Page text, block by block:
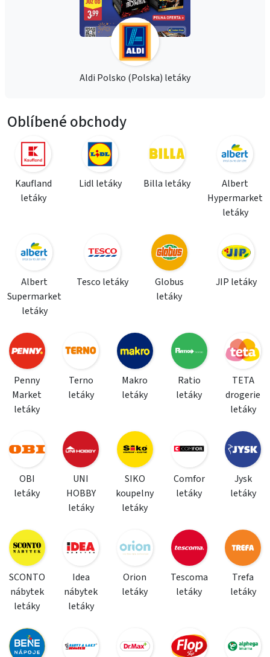
Aldi Polsko (Polska) letáky
Oblíbené obchody
Kaufland
letáky
Lidl letáky Billa letáky
Albert
Hypermarket
letáky
Albert
Supermarket
letáky
Tesco letáky
Globus
letáky
JIP letáky
Penny
Market
letáky
Terno
letáky
Makro
letáky
Ratio
letáky
TETA
drogerie
letáky
OBI
letáky
UNI
HOBBY
letáky
SIKO
koupelny
letáky
Comfor
letáky
Jysk
letáky
SCONTO
nábytek
letáky
Idea
nábytek
letáky
Orion
letáky
Tescoma
letáky
Trefa
letáky